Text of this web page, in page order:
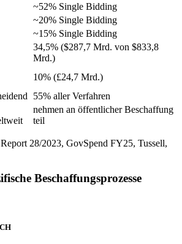
~52% Single Bidding
~20% Single Bidding
~15% Single Bidding
34,5% ($287,7 Mrd. von $833,8
Mrd.)
10% (£24,7 Mrd.)
55% aller Verfahren
nehmen an öffentlicher Beschaffung
teil
28/2023, GovSpend FY25, Tussell,
Beschaffungsprozesse